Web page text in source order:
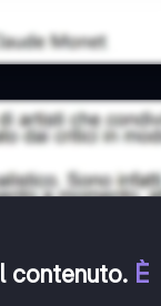
contenuto. È